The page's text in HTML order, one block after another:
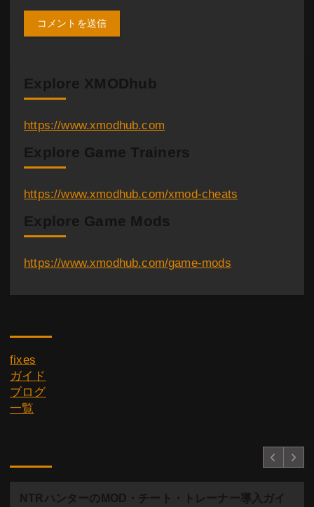
Explore XMODhub
https://www.xmodhub.com
Explore Game Trainers
https://www.xmodhub.com/xmod-cheats
Explore Game Mods
https://www.xmodhub.com/game-mods
fixes
ガイド
ブログ
一覧
NTRハンターのMOD・チート・トレーナー導入ガイ